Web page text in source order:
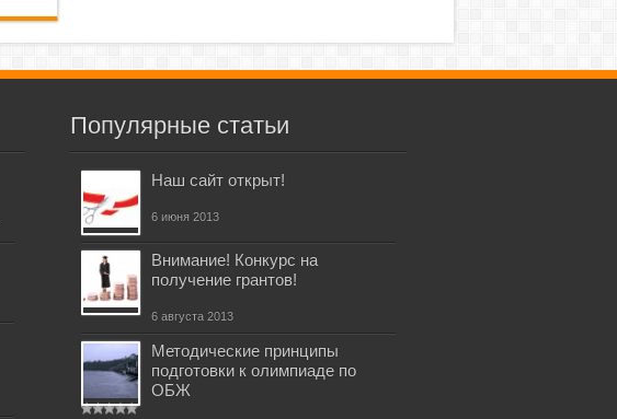
Популярные статьи
Наш сайт открыт!
6 июня 2013
Внимание! Конкурс на
получение грантов!
6 августа 2013
Методические принципы
подготовки к олимпиаде по
ОБЖ